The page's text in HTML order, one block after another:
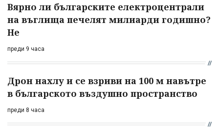
Вярно ли българските електроцентрали
на въглища печелят милиарди годишно?
Не
преди 9 часа
Дрон нахлу и се взриви на 100 м навътре
в българското въздушно пространство
преди 8 часа